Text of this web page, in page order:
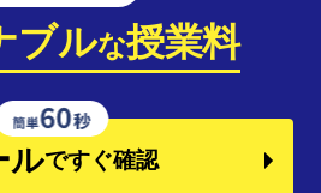
ブルな授業料
ルですぐ確認